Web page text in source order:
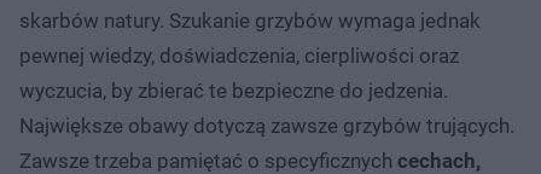
skarbów natury. Szukanie grzybów wymaga jednak
pewnej wiedzy, doświadczenia, cierpliwości oraz
wyczucia, by zbierać te bezpieczne do jedzenia.
Największe obawy dotyczą zawsze grzybów trujących.
Zawsze trzeba pamiętać o specyficznych cechach,